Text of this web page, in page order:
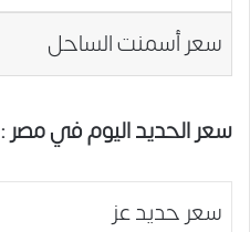
سعر أسمنت الساحل
سعر الحديد اليوم في مصر:
سعر حديد عز